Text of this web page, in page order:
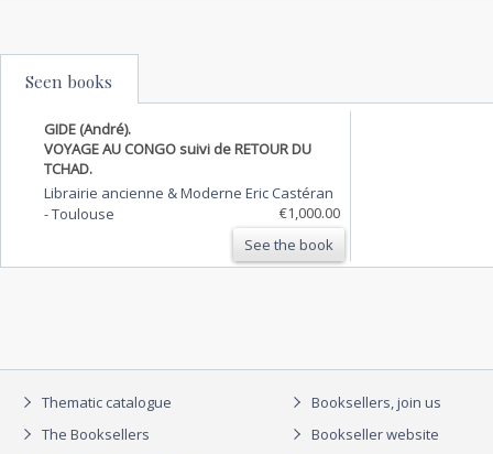
Seen books
GIDE (André).
VOYAGE AU CONGO suivi de RETOUR DU
TCHAD.
Librairie ancienne & Moderne Eric Castéran
-Toulouse
€1,000.00
See the book
Thematic catalogue
The Booksellers
Booksellers, join us
Bookseller website